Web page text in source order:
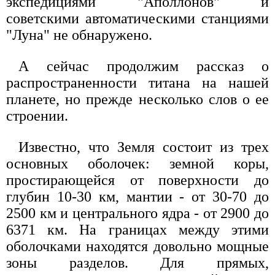
советскими автоматическими станциями
"Луна" не обнаружено.
А сейчас продолжим рассказ о
распространенности титана на нашей
планете, но прежде несколько слов о ее
строении.
Известно, что Земля состоит из трех
основных оболочек: земной коры,
простирающейся от поверхности до
глубин 10-30 км, мантии - от 30-70 до
2500 км и центрального ядра - от 2900 до
6371 км. На границах между этими
оболочками находятся довольно мощные
зоны разделов. Для прямых,